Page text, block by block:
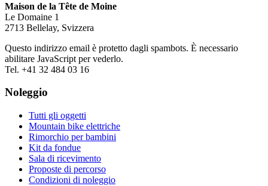
Maison de la Tête de Moine
Le Domaine 1
2713 Bellelay, Svizzera
Questo indirizzo email è protetto dagli spambots. È necessario
abilitare JavaScript per vederlo.
Tel. +41 32 484 03 16
Noleggio
Tutti gli oggetti
Mountain bike elettriche
Rimorchio per bambini
Kit da fondue
Sala di ricevimento
Proposte di percorso
Condizioni di noleggio